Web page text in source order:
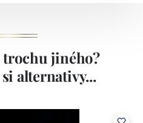
trochu jiného?
alternativy...